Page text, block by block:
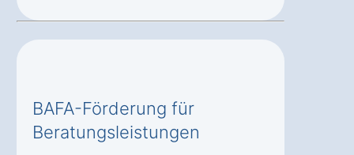
BAFA-Förderung für
Beratungsleistungen